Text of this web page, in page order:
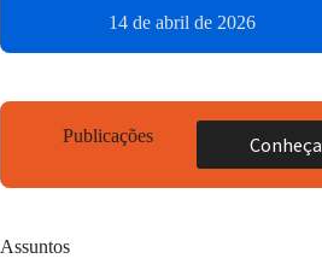
14 de abril de 2026
Publicações Conheça
Assuntos